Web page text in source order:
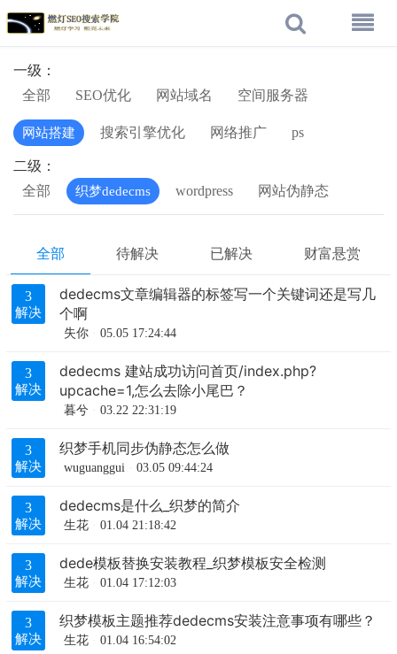
一级：
全部
SEO优化 网站域名 空间服务器
网站搭建 搜索引擎优化 网络推广 ps
二级：
全部
织梦dedecms wordpress 网站伪静态
全部 待解决 已解决 财富悬赏
3
解决
dedecms文章编辑器的标签写一个关键词还是写几
个啊
失你 05.05 17:24:44
3
解决
dedecms 建站成功访问首页/index.php?
upcache=1,怎么去除小尾巴？
暮兮 03.22 22:31:19
3
解决
织梦手机同步伪静态怎么做
wuguanggui 03.05 09:44:24
3
解决
dedecms是什么_织梦的简介
生花 01.04 21:18:42
3
解决
dede模板替换安装教程_织梦模板安全检测
生花 01.04 17:12:03
3
解决
织梦模板主题推荐dedecms安装注意事项有哪些？
生花 01.04 16:54:02